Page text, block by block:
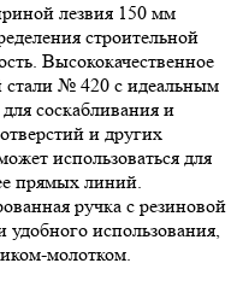
лезвия 150 мм
строительной
Высококачественное
стали № 420 с идеальным
соскабливания и
и других
использоваться для
прямых линий.
ручка с резиновой
удобного использования,
молотком.